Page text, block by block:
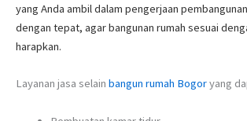
yang Anda ambil dalam pengerjaan
dengan tepat, agar bangunan rumah sesuai
harapkan.
Layanan jasa selain bangun rumah Bogoryang